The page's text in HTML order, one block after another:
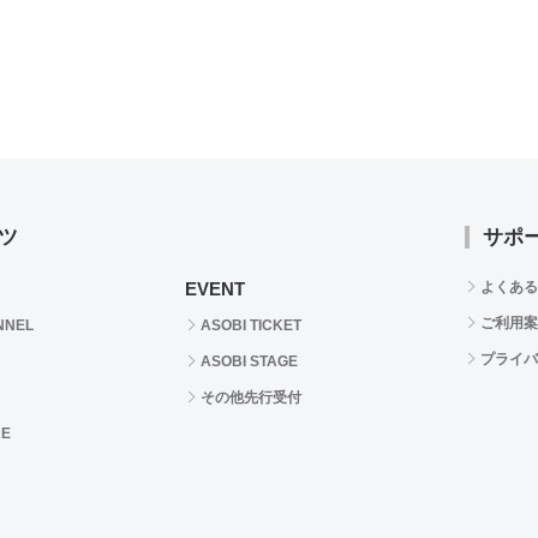
EVENT
ASOBI TICKET
ASOBI STAGE
その他先行受付
サポ
よくあ
ご利用
プライ